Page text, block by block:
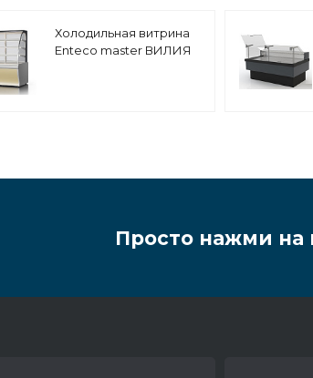
Холодильная витрина
Enteco master ВИЛИЯ
Просто нажми на